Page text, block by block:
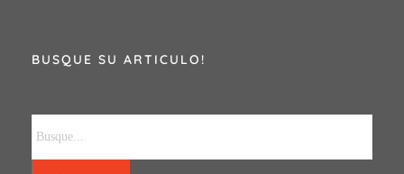
BUSQUE SU ARTICULO!